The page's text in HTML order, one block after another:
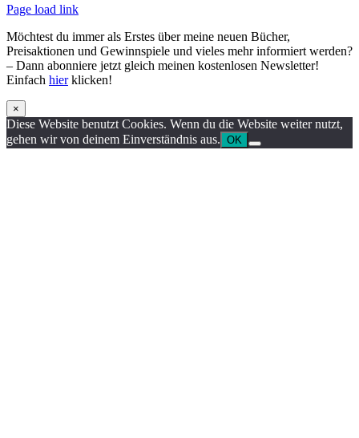
Facebook
Instagram
Page load link
Möchtest du immer als Erstes über meine neuen Bücher,
Preisaktionen und Gewinnspiele und vieles mehr informiert werden?
– Dann abonniere jetzt gleich meinen kostenlosen Newsletter!
Einfach hierklicken!
×
Diese Website benutzt Cookies. Wenn du die Website weiter nutzt,
gehen wir von deinem Einverständnis aus. OK